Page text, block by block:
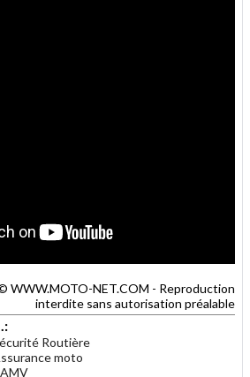
WWW.MOTO-NET.COM - Reproduction
interdite sans autorisation préalable
Routière
moto